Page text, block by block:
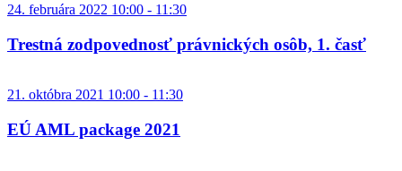
24. februára 2022 10:00 - 11:30
Trestná zodpovednosť právnických osôb, 1. časť
21. októbra 2021 10:00 - 11:30
EÚ AML package 2021